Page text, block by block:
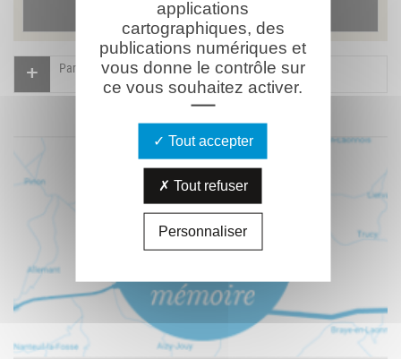
Participer à l'indexation du Mémorial virtuel
applications
cartographiques, des
publications numériques et
vous donne le contrôle sur
ce vous souhaitez activer.
Tout accepter
Tout refuser
Personnaliser